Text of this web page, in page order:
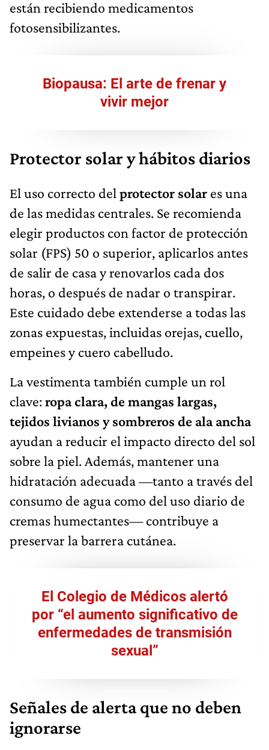
están recibiendo medicamentos
fotosensibilizantes.
Biopausa: El arte de frenar y
vivir mejor
Protector solar y hábitos diarios
El uso correcto del protector solar es una
de las medidas centrales. Se recomienda
elegir productos con factor de protección
solar (FPS) 50 o superior, aplicarlos antes
de salir de casa y renovarlos cada dos
horas, o después de nadar o transpirar.
Este cuidado debe extenderse a todas las
zonas expuestas, incluidas orejas, cuello,
empeines y cuero cabelludo.
La vestimenta también cumple un rol
clave:ropa clara, de mangas largas,
tejidos livianos y sombreros de ala ancha
ayudan a reducir el impacto directo del sol
sobre la piel. Además, mantener una
hidratación adecuada —tanto a través del
consumo de agua como del uso diario de
cremas humectantes— contribuye a
preservar la barrera cutánea.
El Colegio de Médicos alertó
por “el aumento significativo de
enfermedades de transmisión
sexual”
Señales de alerta que no deben
ignorarse